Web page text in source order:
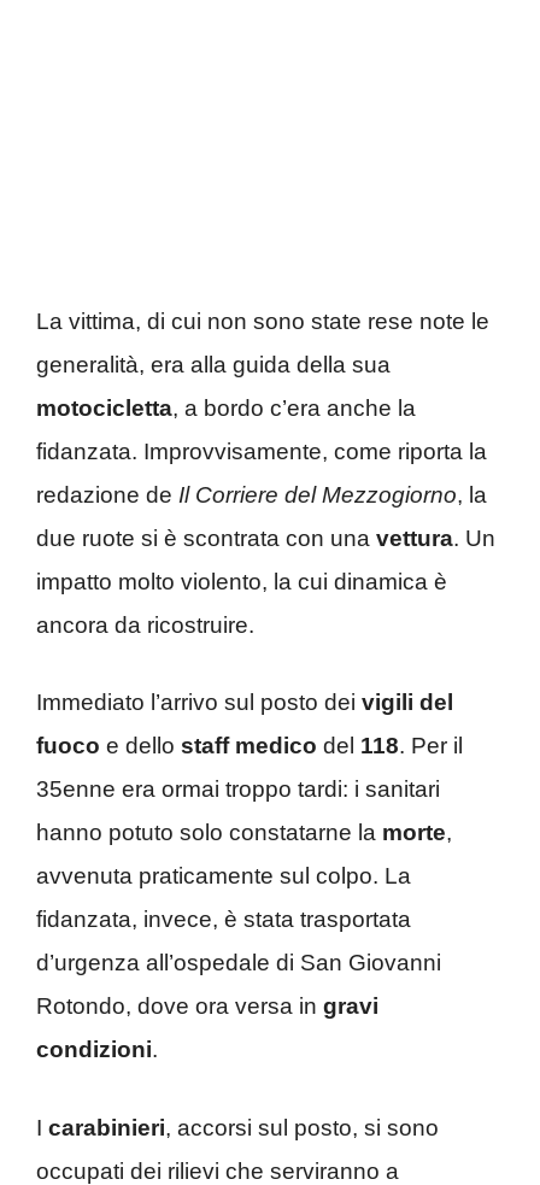
La vittima, di cui non sono state rese note le
generalità, era alla guida della sua
motocicletta, a bordo c’era anche la
fidanzata. Improvvisamente, come riporta la
redazione de Il Corriere del Mezzogiorno, la
due ruote si è scontrata con una vettura. Un
impatto molto violento, la cui dinamica è
ancora da ricostruire.
Immediato l’arrivo sul posto dei vigili del
fuoco e dello staff medico del 118. Per il
35enne era ormai troppo tardi: i sanitari
hanno potuto solo constatarne la morte,
avvenuta praticamente sul colpo. La
fidanzata, invece, è stata trasportata
d’urgenza all’ospedale di San Giovanni
Rotondo, dove ora versa in gravi
condizioni.
I carabinieri, accorsi sul posto, si sono
occupati dei rilievi che serviranno a